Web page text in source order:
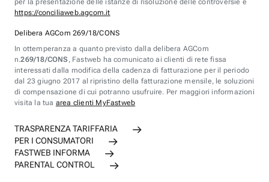
per la presentazione delle istanze di risoluzione delle controversie è
https://conciliaweb.agcom.it
Delibera AGCom 269/18/CONS
In ottemperanza a quanto previsto dalla delibera AGCom
n.269/18/CONS , Fastweb ha comunicato ai clienti di rete fissa
interessati dalla modifica della cadenza di fatturazione per il periodo
dal 23 giugno 2017 al ripristino della fatturazione mensile, le soluzioni
di compensazione di cui potranno usufruire. Per maggiori informazioni
visita la tua area clienti MyFastweb
TRASPARENZA TARIFFARIA
PER I CONSUMATORI
FASTWEB INFORMA
PARENTAL CONTROL